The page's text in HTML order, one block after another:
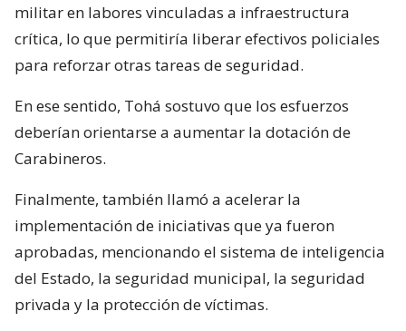
militar en labores vinculadas a infraestructura
crítica, lo que permitiría liberar efectivos policiales
para reforzar otras tareas de seguridad.
En ese sentido, Tohá sostuvo que los esfuerzos
deberían orientarse a aumentar la dotación de
Carabineros.
Finalmente, también llamó a acelerar la
implementación de iniciativas que ya fueron
aprobadas, mencionando el sistema de inteligencia
del Estado, la seguridad municipal, la seguridad
privada y la protección de víctimas.